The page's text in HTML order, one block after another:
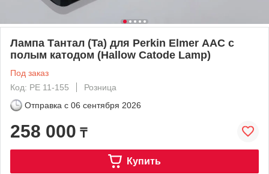
Лампа Тантал (Ta) для Perkin Elmer ААС с
полым катодом (Hallow Catode Lamp)
Под заказ
Код: PE 11-155
Розница
Отправка с 06 сентября 2026
258 000 ₸
Купить